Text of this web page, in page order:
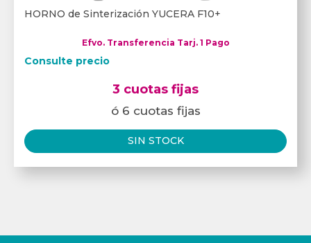
HORNO de Sinterización YUCERA F10+
Efvo. Transferencia Tarj. 1 Pago
Consulte precio
3 cuotas fijas
ó 6 cuotas fijas
SIN STOCK